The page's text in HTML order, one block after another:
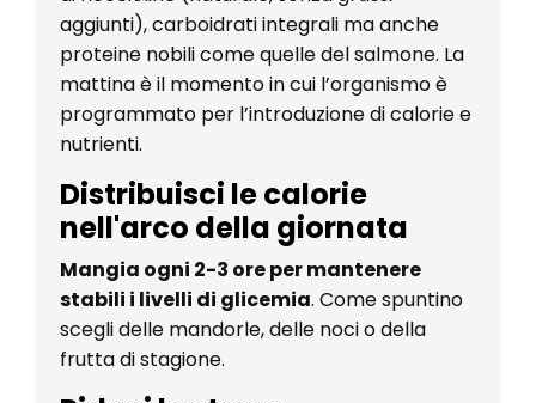
aggiunti), carboidrati integrali ma anche
proteine nobili come quelle del salmone. La
mattina è il momento in cui l’organismo è
programmato per l’introduzione di calorie e
nutrienti.
Distribuisci le calorie
nell'arco della giornata
Mangia ogni 2-3 ore per mantenere
stabili i livelli di glicemia. Come spuntino
scegli delle mandorle, delle noci o della
frutta di stagione.